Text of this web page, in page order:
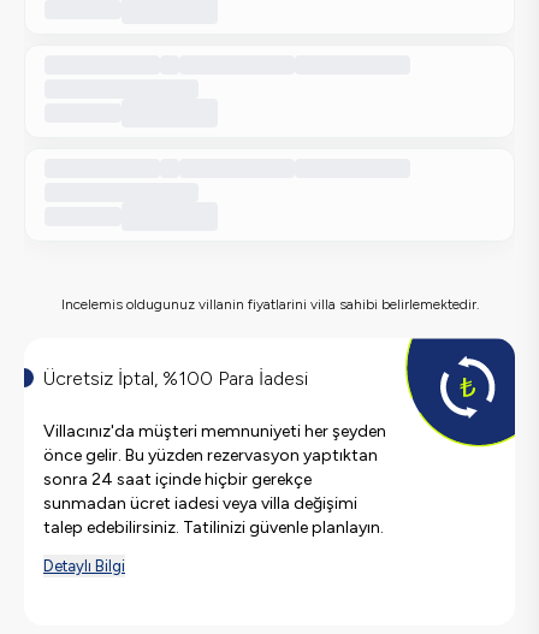
Incelemis oldugunuz villanin fiyatlarini villa sahibi belirlemektedir.
Ücretsiz İptal, %100 Para İadesi
Villacınız'da müşteri memnuniyeti her şeyden
önce gelir. Bu yüzden rezervasyon yaptıktan
sonra 24 saat içinde hiçbir gerekçe
sunmadan ücret iadesi veya villa değişimi
talep edebilirsiniz. Tatilinizi güvenle planlayın.
Detaylı Bilgi